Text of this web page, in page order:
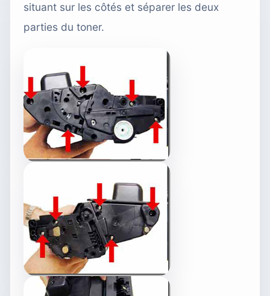
situant sur les côtés et séparer les deux
parties du toner.